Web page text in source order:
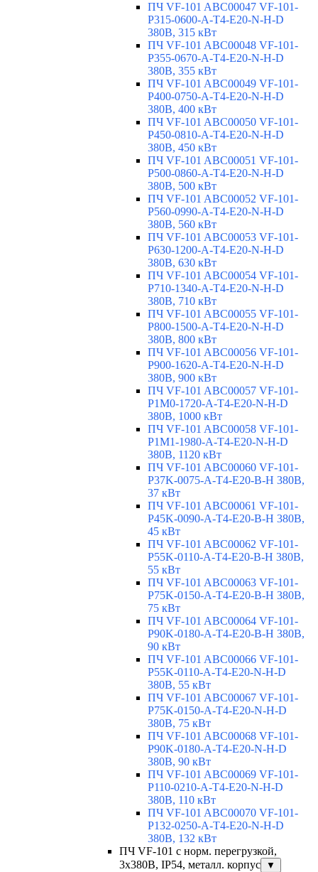
ПЧ VF-101 ABC00047 VF-101-
P315-0600-A-T4-E20-N-H-D
380В, 315 кВт
ПЧ VF-101 ABC00048 VF-101-
P355-0670-A-T4-E20-N-H-D
380В, 355 кВт
ПЧ VF-101 ABC00049 VF-101-
P400-0750-A-T4-E20-N-H-D
380В, 400 кВт
ПЧ VF-101 ABC00050 VF-101-
P450-0810-A-T4-E20-N-H-D
380В, 450 кВт
ПЧ VF-101 ABC00051 VF-101-
P500-0860-A-T4-E20-N-H-D
380В, 500 кВт
ПЧ VF-101 ABC00052 VF-101-
P560-0990-A-T4-E20-N-H-D
380В, 560 кВт
ПЧ VF-101 ABC00053 VF-101-
P630-1200-A-T4-E20-N-H-D
380В, 630 кВт
ПЧ VF-101 ABC00054 VF-101-
P710-1340-A-T4-E20-N-H-D
380В, 710 кВт
ПЧ VF-101 ABC00055 VF-101-
P800-1500-A-T4-E20-N-H-D
380В, 800 кВт
ПЧ VF-101 ABC00056 VF-101-
P900-1620-A-T4-E20-N-H-D
380В, 900 кВт
ПЧ VF-101 ABC00057 VF-101-
P1M0-1720-A-T4-E20-N-H-D
380В, 1000 кВт
ПЧ VF-101 ABC00058 VF-101-
P1M1-1980-A-T4-E20-N-H-D
380В, 1120 кВт
ПЧ VF-101 ABC00060 VF-101-
P37K-0075-A-T4-E20-B-H 380В,
37 кВт
ПЧ VF-101 ABC00061 VF-101-
P45K-0090-A-T4-E20-B-H 380В,
45 кВт
ПЧ VF-101 ABC00062 VF-101-
P55K-0110-A-T4-E20-B-H 380В,
55 кВт
ПЧ VF-101 ABC00063 VF-101-
P75K-0150-A-T4-E20-B-H 380В,
75 кВт
ПЧ VF-101 ABC00064 VF-101-
P90K-0180-A-T4-E20-B-H 380В,
90 кВт
ПЧ VF-101 ABC00066 VF-101-
P55K-0110-A-T4-E20-N-H-D
380В, 55 кВт
ПЧ VF-101 ABC00067 VF-101-
P75K-0150-A-T4-E20-N-H-D
380В, 75 кВт
ПЧ VF-101 ABC00068 VF-101-
P90K-0180-A-T4-E20-N-H-D
380В, 90 кВт
ПЧ VF-101 ABC00069 VF-101-
P110-0210-A-T4-E20-N-H-D
380В, 110 кВт
ПЧ VF-101 ABC00070 VF-101-
P132-0250-A-T4-E20-N-H-D
380В, 132 кВт
ПЧ VF-101 с норм. перегрузкой,
3х380В, IP54, металл. корпус
▼